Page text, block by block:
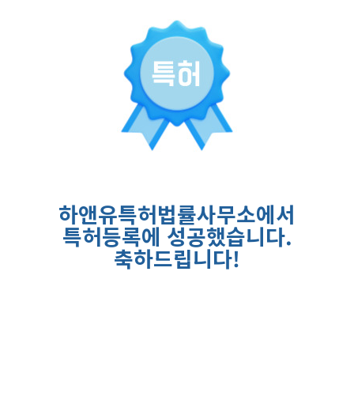
하앤유특허법률사무소에서
특허등록에 성공했습니다.
축하드립니다!